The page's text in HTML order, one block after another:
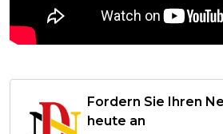
Fordern Sie Ihren
heute an